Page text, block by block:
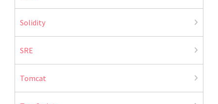
Solidity
SRE
Tomcat